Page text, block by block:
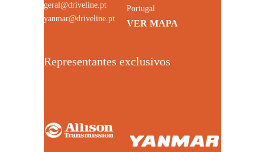
geral@driveline.pt
yanmar@driveline.pt
Portugal
VER MAPA
Representantes exclusivos